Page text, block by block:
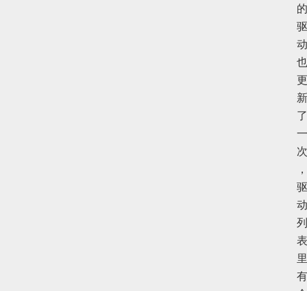
的
驱
动
也
更
新
了
一
次
，
驱
动
列
表
里
有